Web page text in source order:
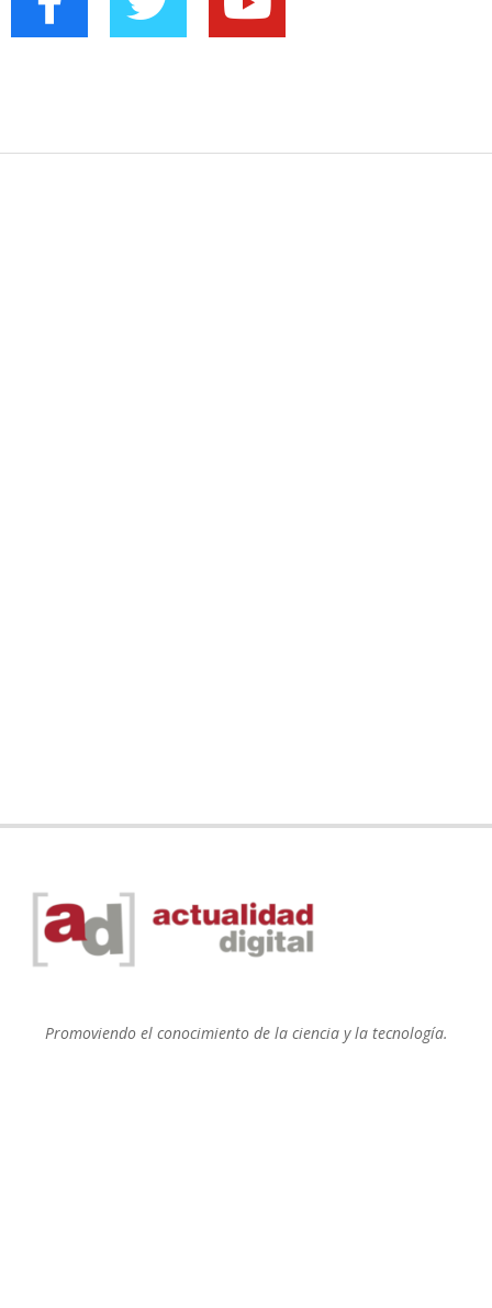
Promoviendo el conocimiento de la ciencia y la tecnología.